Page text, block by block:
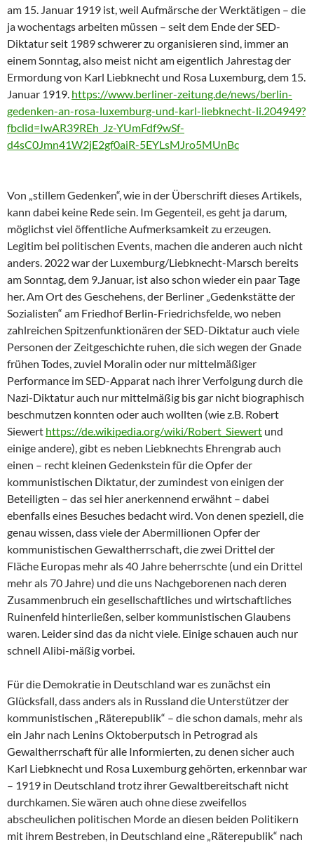
am 15. Januar 1919 ist, weil Aufmärsche der Werktätigen – die
ja wochentags arbeiten müssen – seit dem Ende der SED-
Diktatur seit 1989 schwerer zu organisieren sind, immer an
einem Sonntag, also meist nicht am eigentlich Jahrestag der
Ermordung von Karl Liebknecht und Rosa Luxemburg, dem 15.
Januar 1919. https://www.berliner-zeitung.de/news/berlin-
gedenken-an-rosa-luxemburg-und-karl-liebknecht-li.204949?
fbclid=IwAR39REh_Jz-YUmFdf9wSf-
d4sC0Jmn41W2jE2gf0aiR-5EYLsMJro5MUnBc
Von „stillem Gedenken“, wie in der Überschrift dieses Artikels,
kann dabei keine Rede sein. Im Gegenteil, es geht ja darum,
möglichst viel öffentliche Aufmerksamkeit zu erzeugen.
Legitim bei politischen Events, machen die anderen auch nicht
anders. 2022 war der Luxemburg/Liebknecht-Marsch bereits
am Sonntag, dem 9.Januar, ist also schon wieder ein paar Tage
her. Am Ort des Geschehens, der Berliner „Gedenkstätte der
Sozialisten“ am Friedhof Berlin-Friedrichsfelde, wo neben
zahlreichen Spitzenfunktionären der SED-Diktatur auch viele
Personen der Zeitgeschichte ruhen, die sich wegen der Gnade
frühen Todes, zuviel Moralin oder nur mittelmäßiger
Performance im SED-Apparat nach ihrer Verfolgung durch die
Nazi-Diktatur auch nur mittelmäßig bis gar nicht biographisch
beschmutzen konnten oder auch wollten (wie z.B. Robert
Siewert https://de.wikipedia.org/wiki/Robert_Siewert und
einige andere), gibt es neben Liebknechts Ehrengrab auch
einen – recht kleinen Gedenkstein für die Opfer der
kommunistischen Diktatur, der zumindest von einigen der
Beteiligten – das sei hier anerkennend erwähnt – dabei
ebenfalls eines Besuches bedacht wird. Von denen speziell, die
genau wissen, dass viele der Abermillionen Opfer der
kommunistischen Gewaltherrschaft, die zwei Drittel der
Fläche Europas mehr als 40 Jahre beherrschte (und ein Drittel
mehr als 70 Jahre) und die uns Nachgeborenen nach deren
Zusammenbruch ein gesellschaftliches und wirtschaftliches
Ruinenfeld hinterließen, selber kommunistischen Glaubens
waren. Leider sind das da nicht viele. Einige schauen auch nur
schnell Alibi-mäßig vorbei.
Für die Demokratie in Deutschland war es zunächst ein
Glücksfall, dass anders als in Russland die Unterstützer der
kommunistischen „Räterepublik“ – die schon damals, mehr als
ein Jahr nach Lenins Oktoberputsch in Petrograd als
Gewaltherrschaft für alle Informierten, zu denen sicher auch
Karl Liebknecht und Rosa Luxemburg gehörten, erkennbar war
– 1919 in Deutschland trotz ihrer Gewaltbereitschaft nicht
durchkamen. Sie wären auch ohne diese zweifellos
abscheulichen politischen Morde an diesen beiden Politikern
mit ihrem Bestreben, in Deutschland eine „Räterepublik“ nach